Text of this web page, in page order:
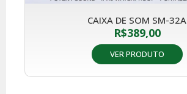
CAIXA DE SOM SM-32A
R$389,00
VER PRODUTO